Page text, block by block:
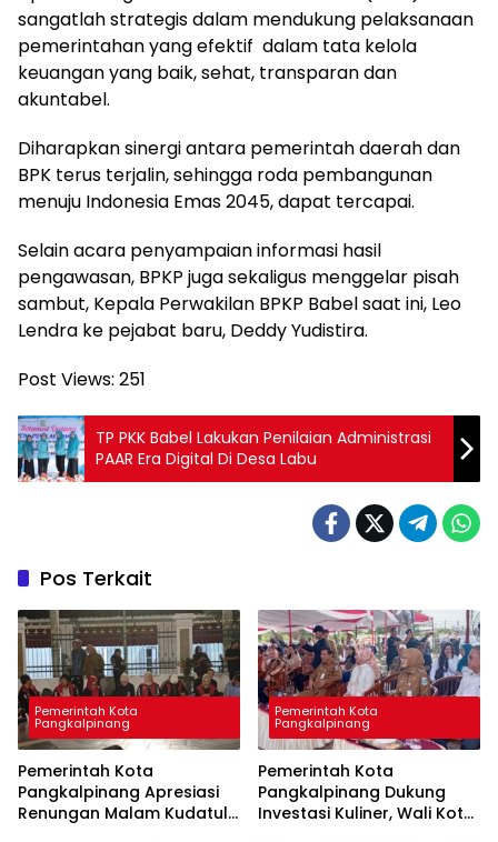
sangatlah strategis dalam mendukung pelaksanaan
pemerintahan yang efektif dalam tata kelola
keuangan yang baik, sehat, transparan dan
akuntabel.
Diharapkan sinergi antara pemerintah daerah dan
BPK terus terjalin, sehingga roda pembangunan
menuju Indonesia Emas 2045, dapat tercapai.
Selain acara penyampaian informasi hasil
pengawasan, BPKP juga sekaligus menggelar pisah
sambut, Kepala Perwakilan BPKP Babel saat ini, Leo
Lendra ke pejabat baru, Deddy Yudistira.
Post Views: 251
TP PKK Babel Lakukan Penilaian Administrasi
PAAR Era Digital Di Desa Labu
Pos Terkait
Pemerintah Kota
Pangkalpinang
Pemerintah Kota
Pangkalpinang Apresiasi
Renungan Malam Kudatuli,
Pemerintah Kota
Pangkalpinang
Pemerintah Kota
Pangkalpinang Dukung
Investasi Kuliner, Wali Kota